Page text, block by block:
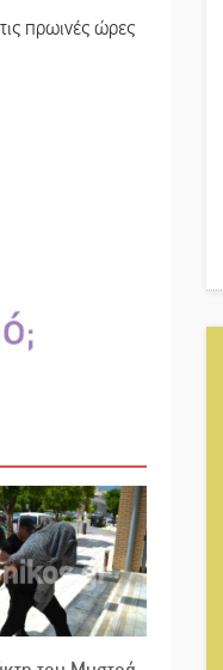
πρωινές ώρες